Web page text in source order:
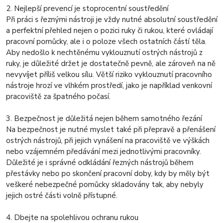
2. Nejlepší prevencí je stoprocentní soustředění
Při práci s řeznými nástroji je vždy nutné absolutní soustředění
a perfektní přehled nejen o pozici ruky či rukou, které ovládají
pracovní pomůcky, ale i o poloze všech ostatních částí těla.
Aby nedošlo k nechtěnému vyklouznutí ostrých nástrojů z
ruky, je důležité držet je dostatečně pevně, ale zároveň na ně
nevyvíjet příliš velkou sílu. Větší riziko vyklouznutí pracovního
nástroje hrozí ve vlhkém prostředí, jako je například venkovní
pracoviště za špatného počasí.
3. Bezpečnost je důležitá nejen během samotného řezání
Na bezpečnost je nutné myslet také při přepravě a přenášení
ostrých nástrojů, při jejich vynášení na pracoviště ve výškách
nebo vzájemném předávání mezi jednotlivými pracovníky.
Důležité je i správné odkládání řezných nástrojů během
přestávky nebo po skončení pracovní doby, kdy by měly být
veškeré nebezpečné pomůcky skladovány tak, aby nebyly
jejich ostré části volně přístupné.
4. Dbejte na spolehlivou ochranu rukou